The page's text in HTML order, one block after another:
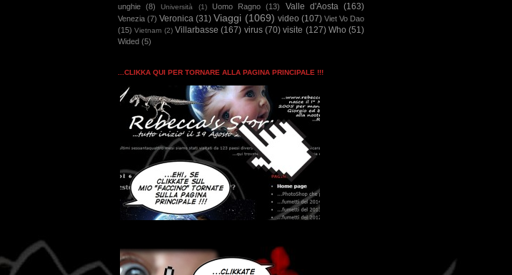
unghie (8) Università (1) Uomo Ragno (13) Valle d'Aosta (163)
Venezia (7) Veronica (31) Viaggi (1069) video (107) Viet Vo Dao
(15) Vietnam (2) Villarbasse (167) virus (70) visite (127) Who (51)
Wided (5)
...CLIKKA QUI PER TORNARE ALLA PAGINA PRINCIPALE !!!